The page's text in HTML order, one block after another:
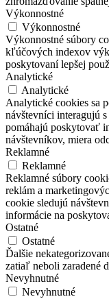
Výkonnostné
Výkonnostné
Výkonnostné súbory
kľúčových indexov
poskytovaní lepšej
Analytické
Analytické
Analytické cookies sa
návštevníci interagujú
pomáhajú poskytovať
návštevníkov, miera
Reklamné
Reklamné
Reklamné súbory
reklám a
cookie sledujú
informácie na
Ostatné
Ostatné
Ďalšie
zatiaľ neboli zaradené
Nevyhnutné
Nevyhnutné